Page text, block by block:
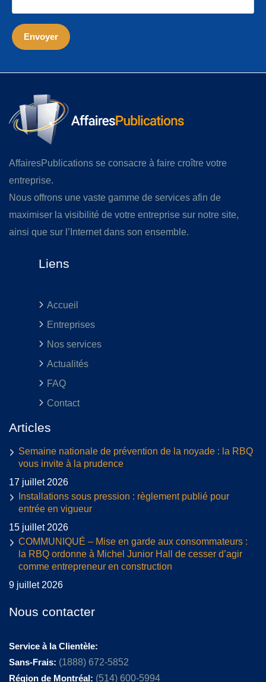
AffairesPublications se consacre à faire croître votre
entreprise.
Nous offrons une vaste gamme de services afin de
maximiser la visibilité de votre entreprise sur notre site,
ainsi que sur l’Internet dans son ensemble.
Liens
Accueil
Entreprises
Nos services
Actualités
FAQ
Contact
Articles
Semaine nationale de prévention de la noyade : la RBQ
vous invite à la prudence
17 juillet 2026
Installations sous pression : règlement publié pour
entrée en vigueur
15 juillet 2026
COMMUNIQUÉ – Mise en garde aux consommateurs :
la RBQ ordonne à Michel Junior Hall de cesser d’agir
comme entrepreneur en construction
9 juillet 2026
Nous contacter
Service à la Clientèle:
Sans-Frais: (1888) 672-5852
Région de Montréal: (514) 600-5994